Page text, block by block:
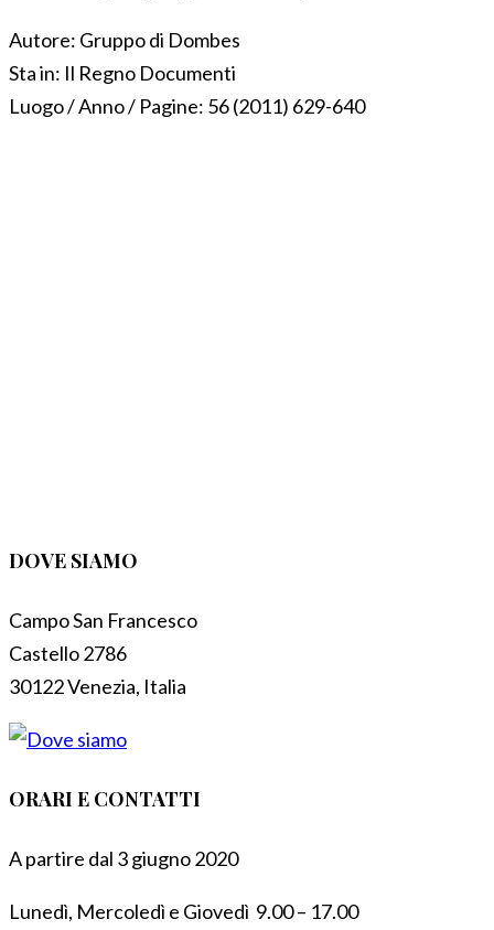
Autore: Gruppo di Dombes
Sta in: Il Regno Documenti
Luogo / Anno / Pagine: 56 (2011) 629-640
DOVE SIAMO
Campo San Francesco
Castello 2786
30122 Venezia, Italia
ORARI E CONTATTI
A partire dal 3 giugno 2020
Lunedì, Mercoledì e Giovedì 9.00 – 17.00